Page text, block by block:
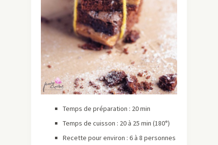
Temps de préparation : 20 min
Temps de cuisson : 20 à 25 min (180°)
Recette pour environ : 6 à 8 personnes